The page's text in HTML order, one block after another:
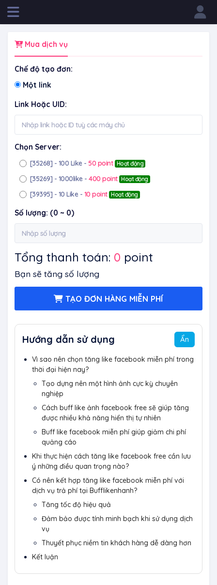
Mua dịch vụ
Chế độ tạo đơn:
Một link
Link Hoặc UID:
Chọn Server:
[35268] - 100 Like - 50 point Hoạt động
[35269] - 1000like - 400 point Hoạt động
[39395] - 10 Like - 10 point Hoạt động
Số lượng: (0 ~ 0)
Tổng thanh toán: 0 point
Bạn sẽ tăng số lượng
TẠO ĐƠN HÀNG MIỄN PHÍ
Hướng dẫn sử dụng Ẩn
Vì sao nên chọn tăng like facebook miễn phí trong
thời đại hiện nay?
Tạo dựng nên một hình ảnh cực kỳ chuyên
nghiệp
Cách buff like ảnh facebook free sẽ giúp tăng
được nhiều khả năng hiển thị tự nhiên
Buff like facebook miễn phí giúp giảm chi phí
quảng cáo
Khi thực hiện cách tăng like facebook free cần lưu
ý những điều quan trọng nào?
Có nên kết hợp tăng like facebook miễn phí với
dịch vụ trả phí tại Bufflikenhanh?
Tăng tốc độ hiệu quả
Đảm bảo được tính minh bạch khi sử dụng dịch
vụ
Thuyết phục niềm tin khách hàng dễ dàng hơn
Kết luận